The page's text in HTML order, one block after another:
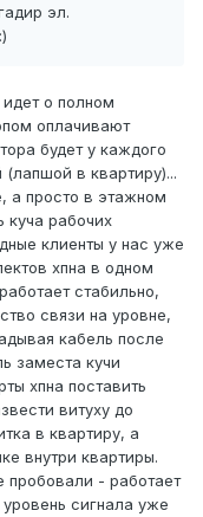
эл.
о полном
оплачивают
будет у каждого
в квартиру)...
а просто в этажном
куча рабочих
клиенты у нас уже
хпна в одном
стабильно,
связи на уровне,
кабель после
заместа кучи
хпна поставить
витуху до
в квартиру, а
внутри квартиры.
- работает
сигнала уже